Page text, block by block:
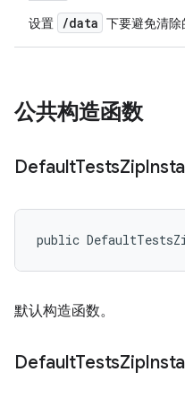
设置 /data 下要避免清除
公共构造函数
DefaultTestsZip
public
默认构造函数。
DefaultTestsZip